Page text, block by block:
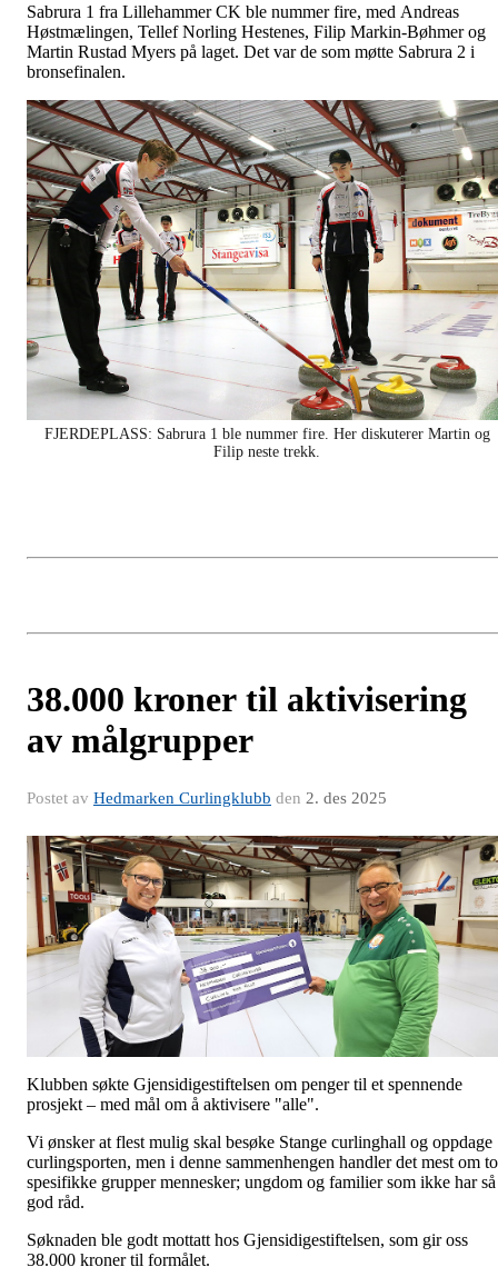
Sabrura 1 fra Lillehammer CK ble nummer fire, med Andreas
Høstmælingen, Tellef Norling Hestenes, Filip Markin-Bøhmer og
Martin Rustad Myers på laget. Det var de som møtte Sabrura 2 i
bronsefinalen.
FJERDEPLASS: Sabrura 1 ble nummer fire. Her diskuterer Martin og
Filip neste trekk.
38.000 kroner til aktivisering
av målgrupper
Postet av Hedmarken Curlingklubb den 2. des 2025
Klubben søkte Gjensidigestiftelsen om penger til et spennende
prosjekt – med mål om å aktivisere "alle".
Vi ønsker at flest mulig skal besøke Stange curlinghall og oppdage
curlingsporten, men i denne sammenhengen handler det mest om to
spesifikke grupper mennesker; ungdom og familier som ikke har så
god råd.
Søknaden ble godt mottatt hos Gjensidigestiftelsen, som gir oss
38.000 kroner til formålet.